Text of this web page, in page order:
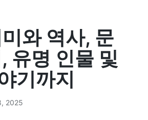
와 역사, 문
유명 인물 및
기까지
2025